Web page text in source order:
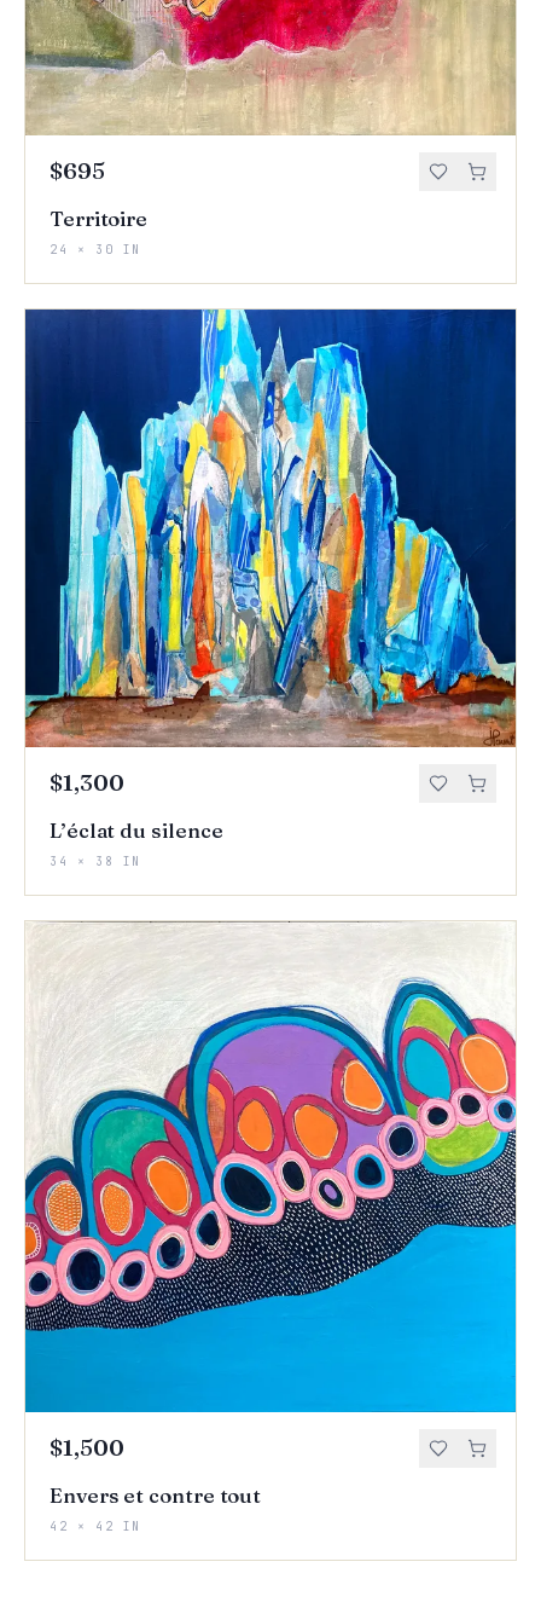
$695
Territoire
24 × 30 IN
$1,300
L’éclat du silence
34 × 38 IN
$1,500
Envers et contre tout
42 × 42 IN